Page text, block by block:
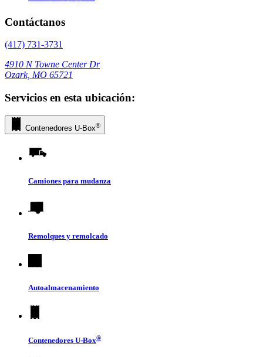
Contáctanos
(417) 731-3731
4910 N Towne Center Dr
Ozark, MO 65721
Servicios en esta ubicación:
Contenedores U-Box®
Camiones para mudanza
Remolques y remolcado
Autoalmacenamiento
Contenedores U-Box®